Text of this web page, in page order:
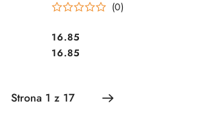
(0)
Cena:
16.85
Cena:
16.85